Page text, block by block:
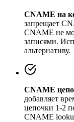
CNAME на
запрещает
CNAME не
записями.
альтернативу.
CNAME
добавляет
цепочки 1-2
CNAME